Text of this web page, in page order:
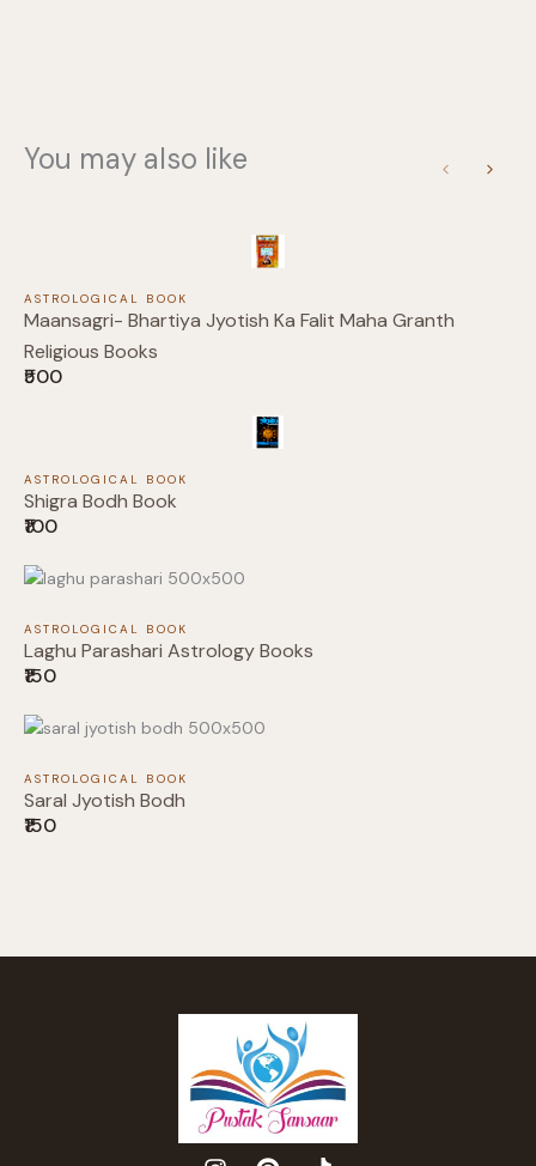
You may also like
PreviousNext
ASTROLOGICAL BOOK
Maansagri- Bhartiya Jyotish Ka Falit Maha Granth
Religious Books
₹500
ASTROLOGICAL BOOK
Shigra Bodh Book
₹100
ASTROLOGICAL BOOK
Laghu Parashari Astrology Books
₹150
ASTROLOGICAL BOOK
Saral Jyotish Bodh
₹150
Your review
We are processing it and it will appear on the